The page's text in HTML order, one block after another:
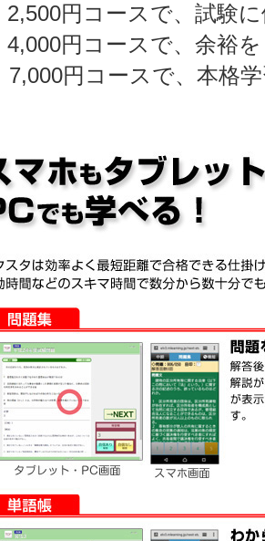
円コースで、試験
円コースで、余裕
円コースで、本格